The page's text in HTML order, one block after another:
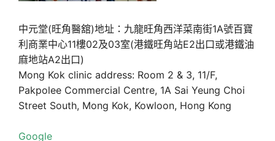
中元堂(旺角醫舘)地址：九龍旺角西洋菜南街1A號百寶
利商業中心11樓02及03室(港鐵旺角站E2出口或港鐵油
麻地站A2出口)
Mong Kok clinic address: Room 2 & 3, 11/F,
Pakpolee Commercial Centre, 1A Sai Yeung Choi
Street South, Mong Kok, Kowloon, Hong Kong
Google